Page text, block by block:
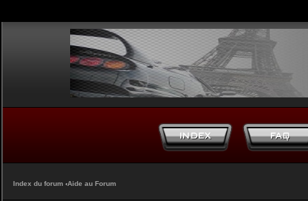
Index du forum ‹Aide au Forum